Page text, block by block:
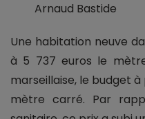
Arnaud Bastide
Une habitation neuve
à 5 737 euros le
marseillaise, le budget
mètre carré. Par